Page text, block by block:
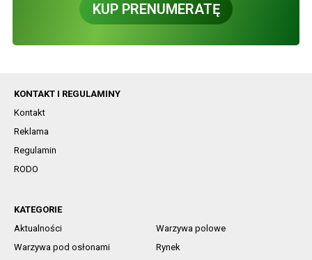
KUP PRENUMERATĘ
KONTAKT I REGULAMINY
Kontakt
Reklama
Regulamin
RODO
KATEGORIE
Aktualności
Warzywa polowe
Warzywa pod osłonami
Rynek